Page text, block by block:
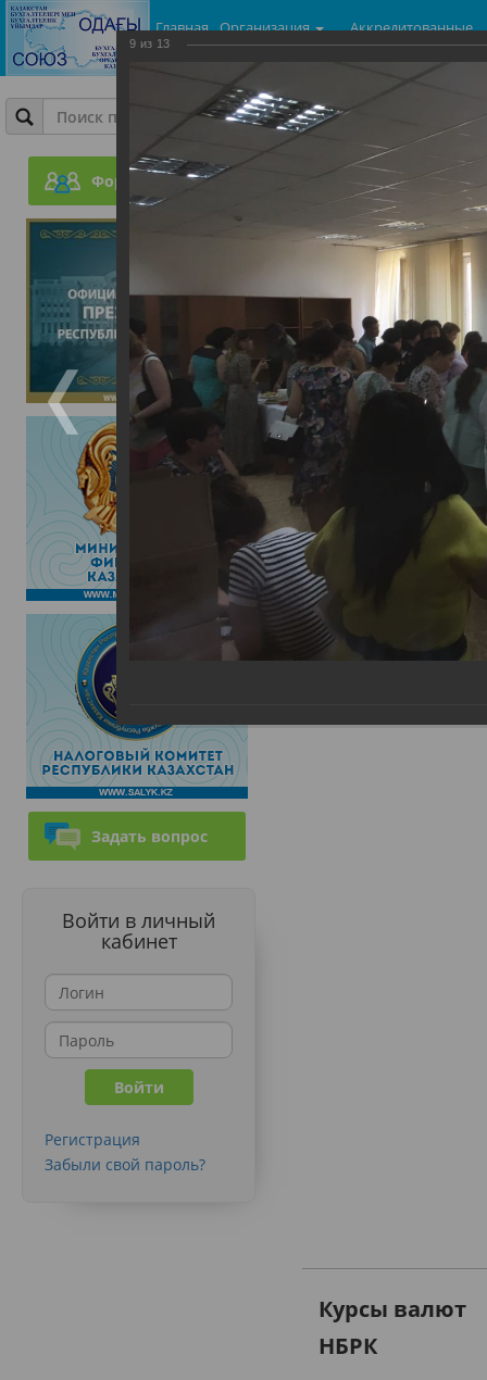
Главная Организация
Аккредитованные
центры
Форум
Задать вопрос
Войти в личный
кабинет
Регистрация
Забыли свой пароль?
Фотогалерея
Ежеквартальный
законодательные
доходом физических
Курсы валют
НБРК
9 из 13